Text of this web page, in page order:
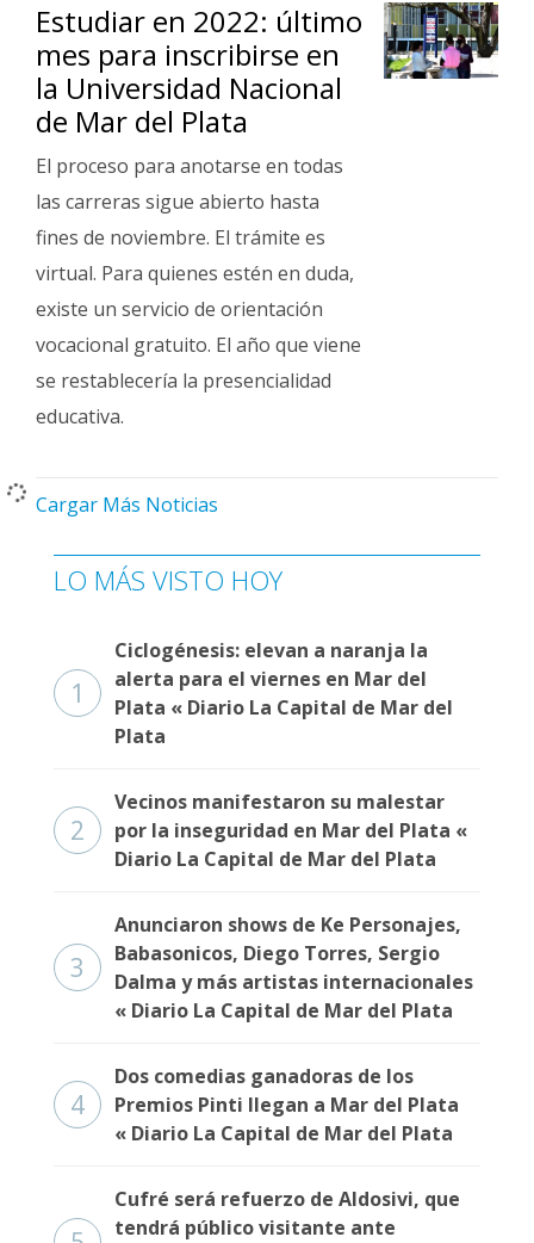
Estudiar en 2022: último
mes para inscribirse en
la Universidad Nacional
de Mar del Plata
El proceso para anotarse en todas
las carreras sigue abierto hasta
fines de noviembre. El trámite es
virtual. Para quienes estén en duda,
existe un servicio de orientación
vocacional gratuito. El año que viene
se restablecería la presencialidad
educativa.
Cargar Más Noticias
LO MÁS VISTO HOY
1
Ciclogénesis: elevan a naranja la
alerta para el viernes en Mar del
Plata « Diario La Capital de Mar del
Plata
2
Vecinos manifestaron su malestar
por la inseguridad en Mar del Plata «
Diario La Capital de Mar del Plata
3
Anunciaron shows de Ke Personajes,
Babasonicos, Diego Torres, Sergio
Dalma y más artistas internacionales
« Diario La Capital de Mar del Plata
4
Dos comedias ganadoras de los
Premios Pinti llegan a Mar del Plata
« Diario La Capital de Mar del Plata
Cufré será refuerzo de Aldosivi, que
tendrá público visitante ante